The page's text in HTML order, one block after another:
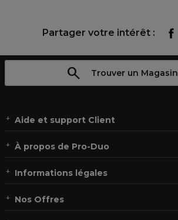
Partager votre intérêt :
Trouver un Magasin
Aide et support Client
À propos de Pro-Duo
Informations légales
Nos Offres